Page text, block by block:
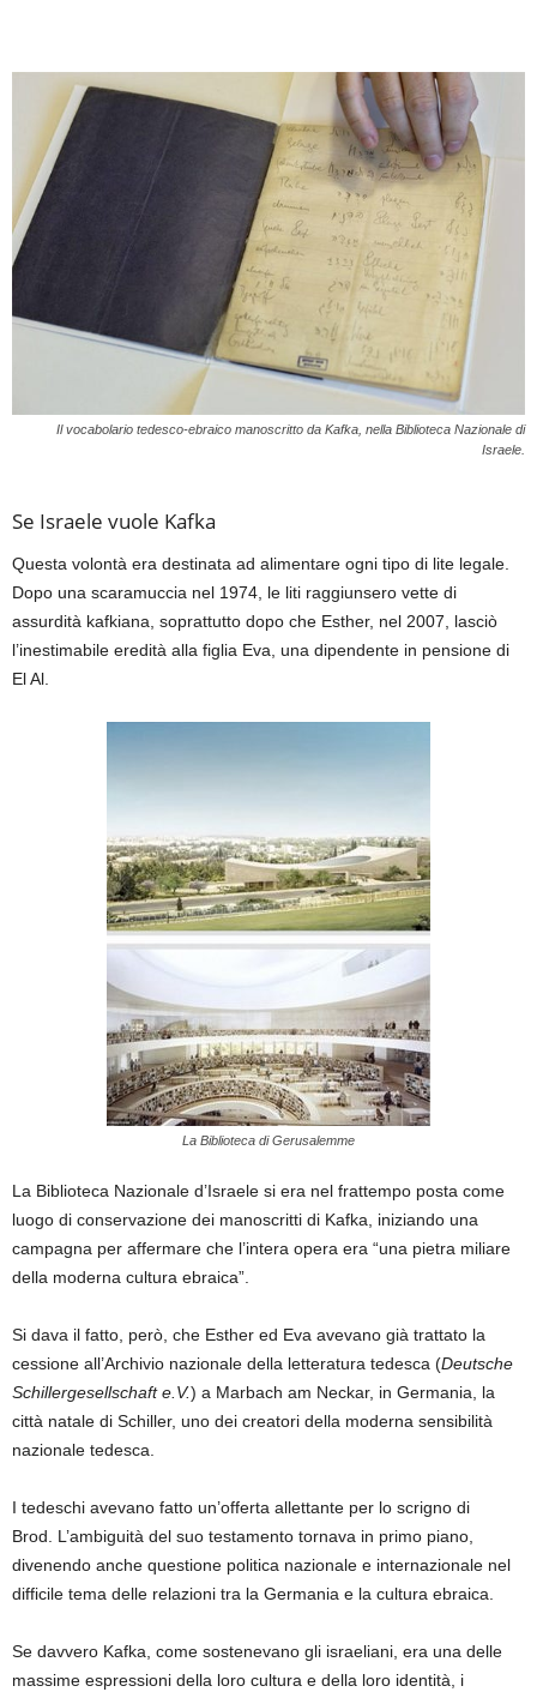
Il vocabolario tedesco-ebraico manoscritto da Kafka, nella Biblioteca Nazionale di
Israele.
Se Israele vuole Kafka
Questa volontà era destinata ad alimentare ogni tipo di lite legale.
Dopo una scaramuccia nel 1974, le liti raggiunsero vette di
assurdità kafkiana, soprattutto dopo che Esther, nel 2007, lasciò
l’inestimabile eredità alla figlia Eva, una dipendente in pensione di
El Al.
La Biblioteca di Gerusalemme
La Biblioteca Nazionale d’Israele si era nel frattempo posta come
luogo di conservazione dei manoscritti di Kafka, iniziando una
campagna per affermare che l’intera opera era “una pietra miliare
della moderna cultura ebraica”.
Si dava il fatto, però, che Esther ed Eva avevano già trattato la
cessione all’Archivio nazionale della letteratura tedesca (Deutsche
Schillergesellschaft e.V.) a Marbach am Neckar, in Germania, la
città natale di Schiller, uno dei creatori della moderna sensibilità
nazionale tedesca.
I tedeschi avevano fatto un’offerta allettante per lo scrigno di
Brod. L’ambiguità del suo testamento tornava in primo piano,
divenendo anche questione politica nazionale e internazionale nel
difficile tema delle relazioni tra la Germania e la cultura ebraica.
Se davvero Kafka, come sostenevano gli israeliani, era una delle
massime espressioni della loro cultura e della loro identità, i